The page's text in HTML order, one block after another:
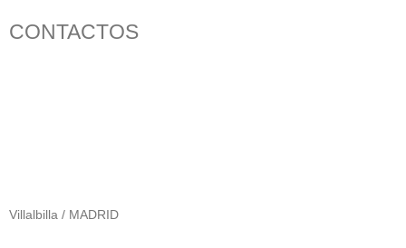
CONTACTOS
Villalbilla / MADRID